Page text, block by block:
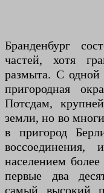
Бранденбург
частей, хотя
размыта. С одной
пригородная
Потсдам,
земли, но во
в пригород
населением
первые два
самый высокий